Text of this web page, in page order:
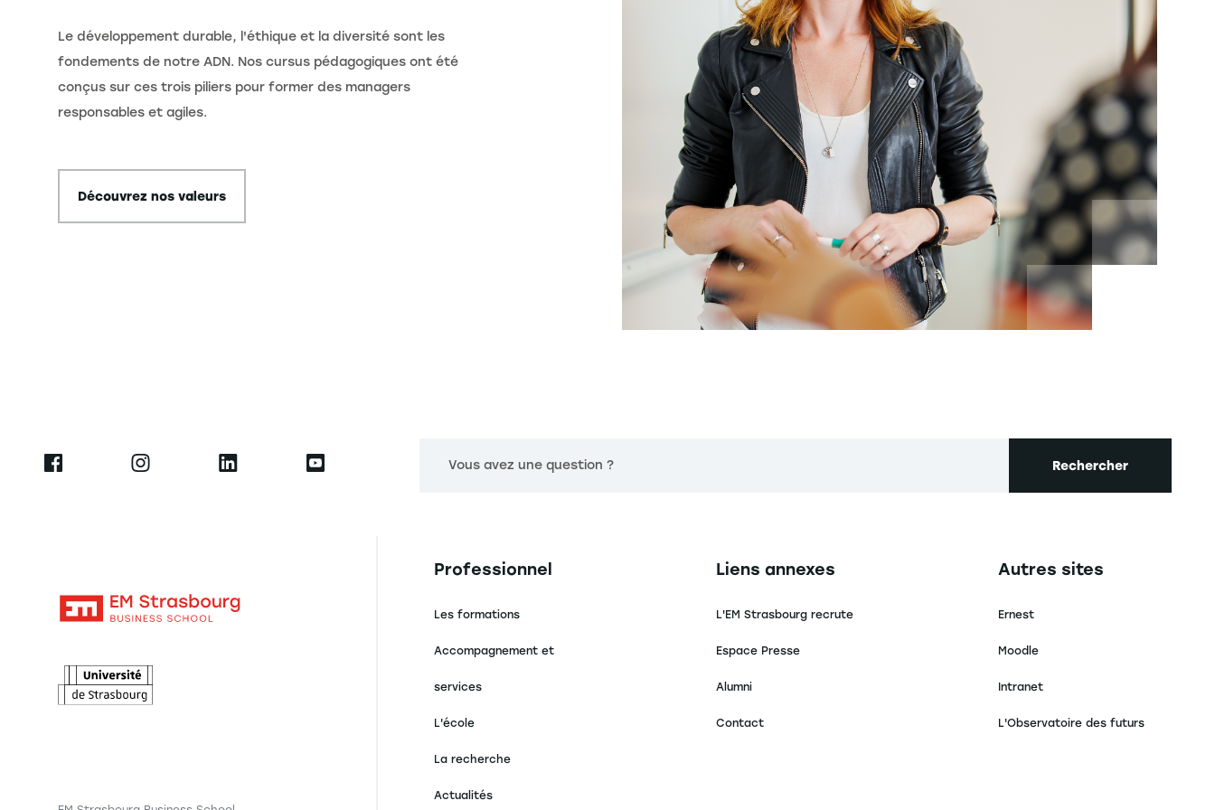
Le développement durable, l'éthique et la diversité sont les
fondements de notre ADN. Nos cursus pédagogiques ont été
conçus sur ces trois piliers pour former des managers
responsables et agiles.
Découvrez nos valeurs
Vous avez une question ? Rechercher
Navigation principale footer
Professionnel
Les formations
Accompagnement et
services
L'école
La recherche
Actualités
Navigation secondaire footer
Liens annexes
L'EM Strasbourg recrute
Espace Presse
Alumni
Contact
Navigation tertiaire footer
Autres sites
Ernest
Moodle
Intranet
L'Observatoire des futurs